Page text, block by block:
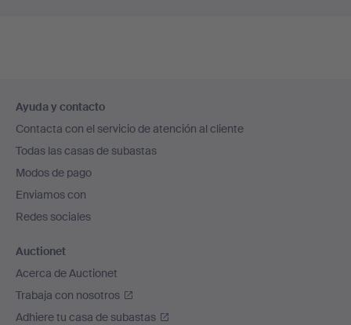
en
el
pie
de
página
Ayuda y contacto
Contacta con el servicio de atención al cliente
Todas las casas de subastas
Modos de pago
Enviamos con
Redes sociales
Auctionet
Acerca de Auctionet
Trabaja con nosotros
Adhiere tu casa de subastas